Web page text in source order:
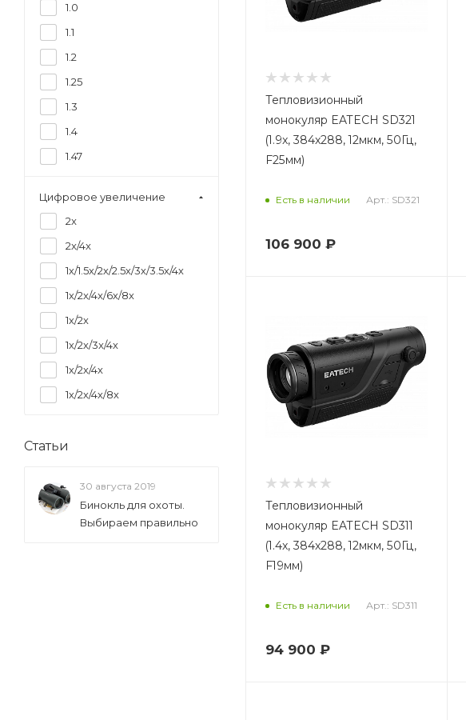
Тепловизионный
монокуляр EATECH SD321
(1.9x, 384x288, 12мкм, 50Гц,
F25мм)
Есть в наличии Арт.: SD321
106 900 ₽
Тепловизионный
монокуляр EATECH SD311
(1.4x, 384x288, 12мкм, 50Гц,
F19мм)
Есть в наличии Арт.: SD311
94 900 ₽
1.0
1.1
1.2
1.25
1.3
1.4
1.47
2.4
2.6
2.66
Цифровое увеличение
2x
2x/4x
1х/1.5х/2х/2.5х/3х/3.5х/4х
1х/2x/4x/6х/8х
1х/2х
1х/2х/3x/4х
1х/2х/4х
1х/2х/4х/8х
2x/4x/6х/8х
до 16x
плавный до 4x
Статьи
30 августа 2019
Бинокль для охоты.
Выбираем правильно